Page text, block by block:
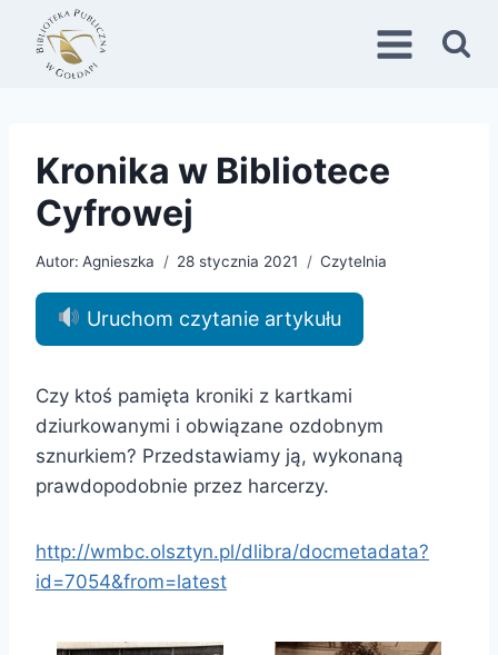
Przejdź
treści
Kronika w Bibliotece
Cyfrowej
Autor: Agnieszka 28 stycznia 2021 Czytelnia
Uruchom czytanie artykułu
Czy ktoś pamięta kroniki z kartkami
dziurkowanymi i obwiązane ozdobnym
sznurkiem? Przedstawiamy ją, wykonaną
prawdopodobnie przez harcerzy.
http://wmbc.olsztyn.pl/dlibra/docmetadata?
id=7054&from=latest